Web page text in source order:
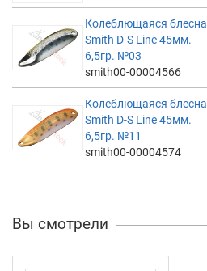
Колеблющаяся блесна
Smith D-S Line 45мм.
6,5гр. №03
smith00-00004566
Колеблющаяся блесна
Smith D-S Line 45мм.
6,5гр. №11
smith00-00004574
Вы смотрели